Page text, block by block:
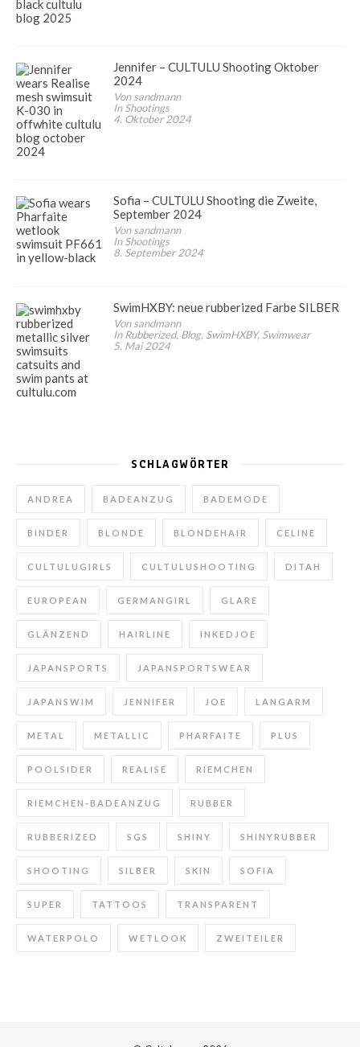
Jennifer – CULTULU Shooting Oktober
2024
Von sandmann
In Shootings
4. Oktober 2024
Sofia – CULTULU Shooting die Zweite,
September 2024
Von sandmann
In Shootings
8. September 2024
SwimHXBY: neue rubberized Farbe SILBER
Von sandmann
In Rubberized, Blog, SwimHXBY, Swimwear
5. Mai 2024
SCHLAGWÖRTER
ANDREA BADEANZUG BADEMODE
BINDER BLONDE BLONDEHAIR CELINE
CULTULUGIRLS CULTULUSHOOTING DITAH
EUROPEAN GERMANGIRL GLARE
GLÄNZEND HAIRLINE INKEDJOE
JAPANSPORTS JAPANSPORTSWEAR
JAPANSWIM JENNIFER JOE LANGARM
METAL METALLIC PHARFAITE PLUS
POOLSIDER REALISE RIEMCHEN
RIEMCHEN-BADEANZUG RUBBER
RUBBERIZED SGS SHINY SHINYRUBBER
SHOOTING SILBER SKIN SOFIA
SUPER TATTOOS TRANSPARENT
WATERPOLO WETLOOK ZWEITEILER